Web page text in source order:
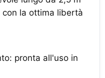
con la ottima libertà
pronta all'uso in